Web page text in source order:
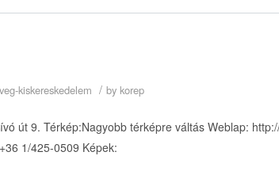
kiskereskedelem / by korep
út 9. Térkép:Nagyobb térképre váltás Weblap:
1/425-0509 Képek: